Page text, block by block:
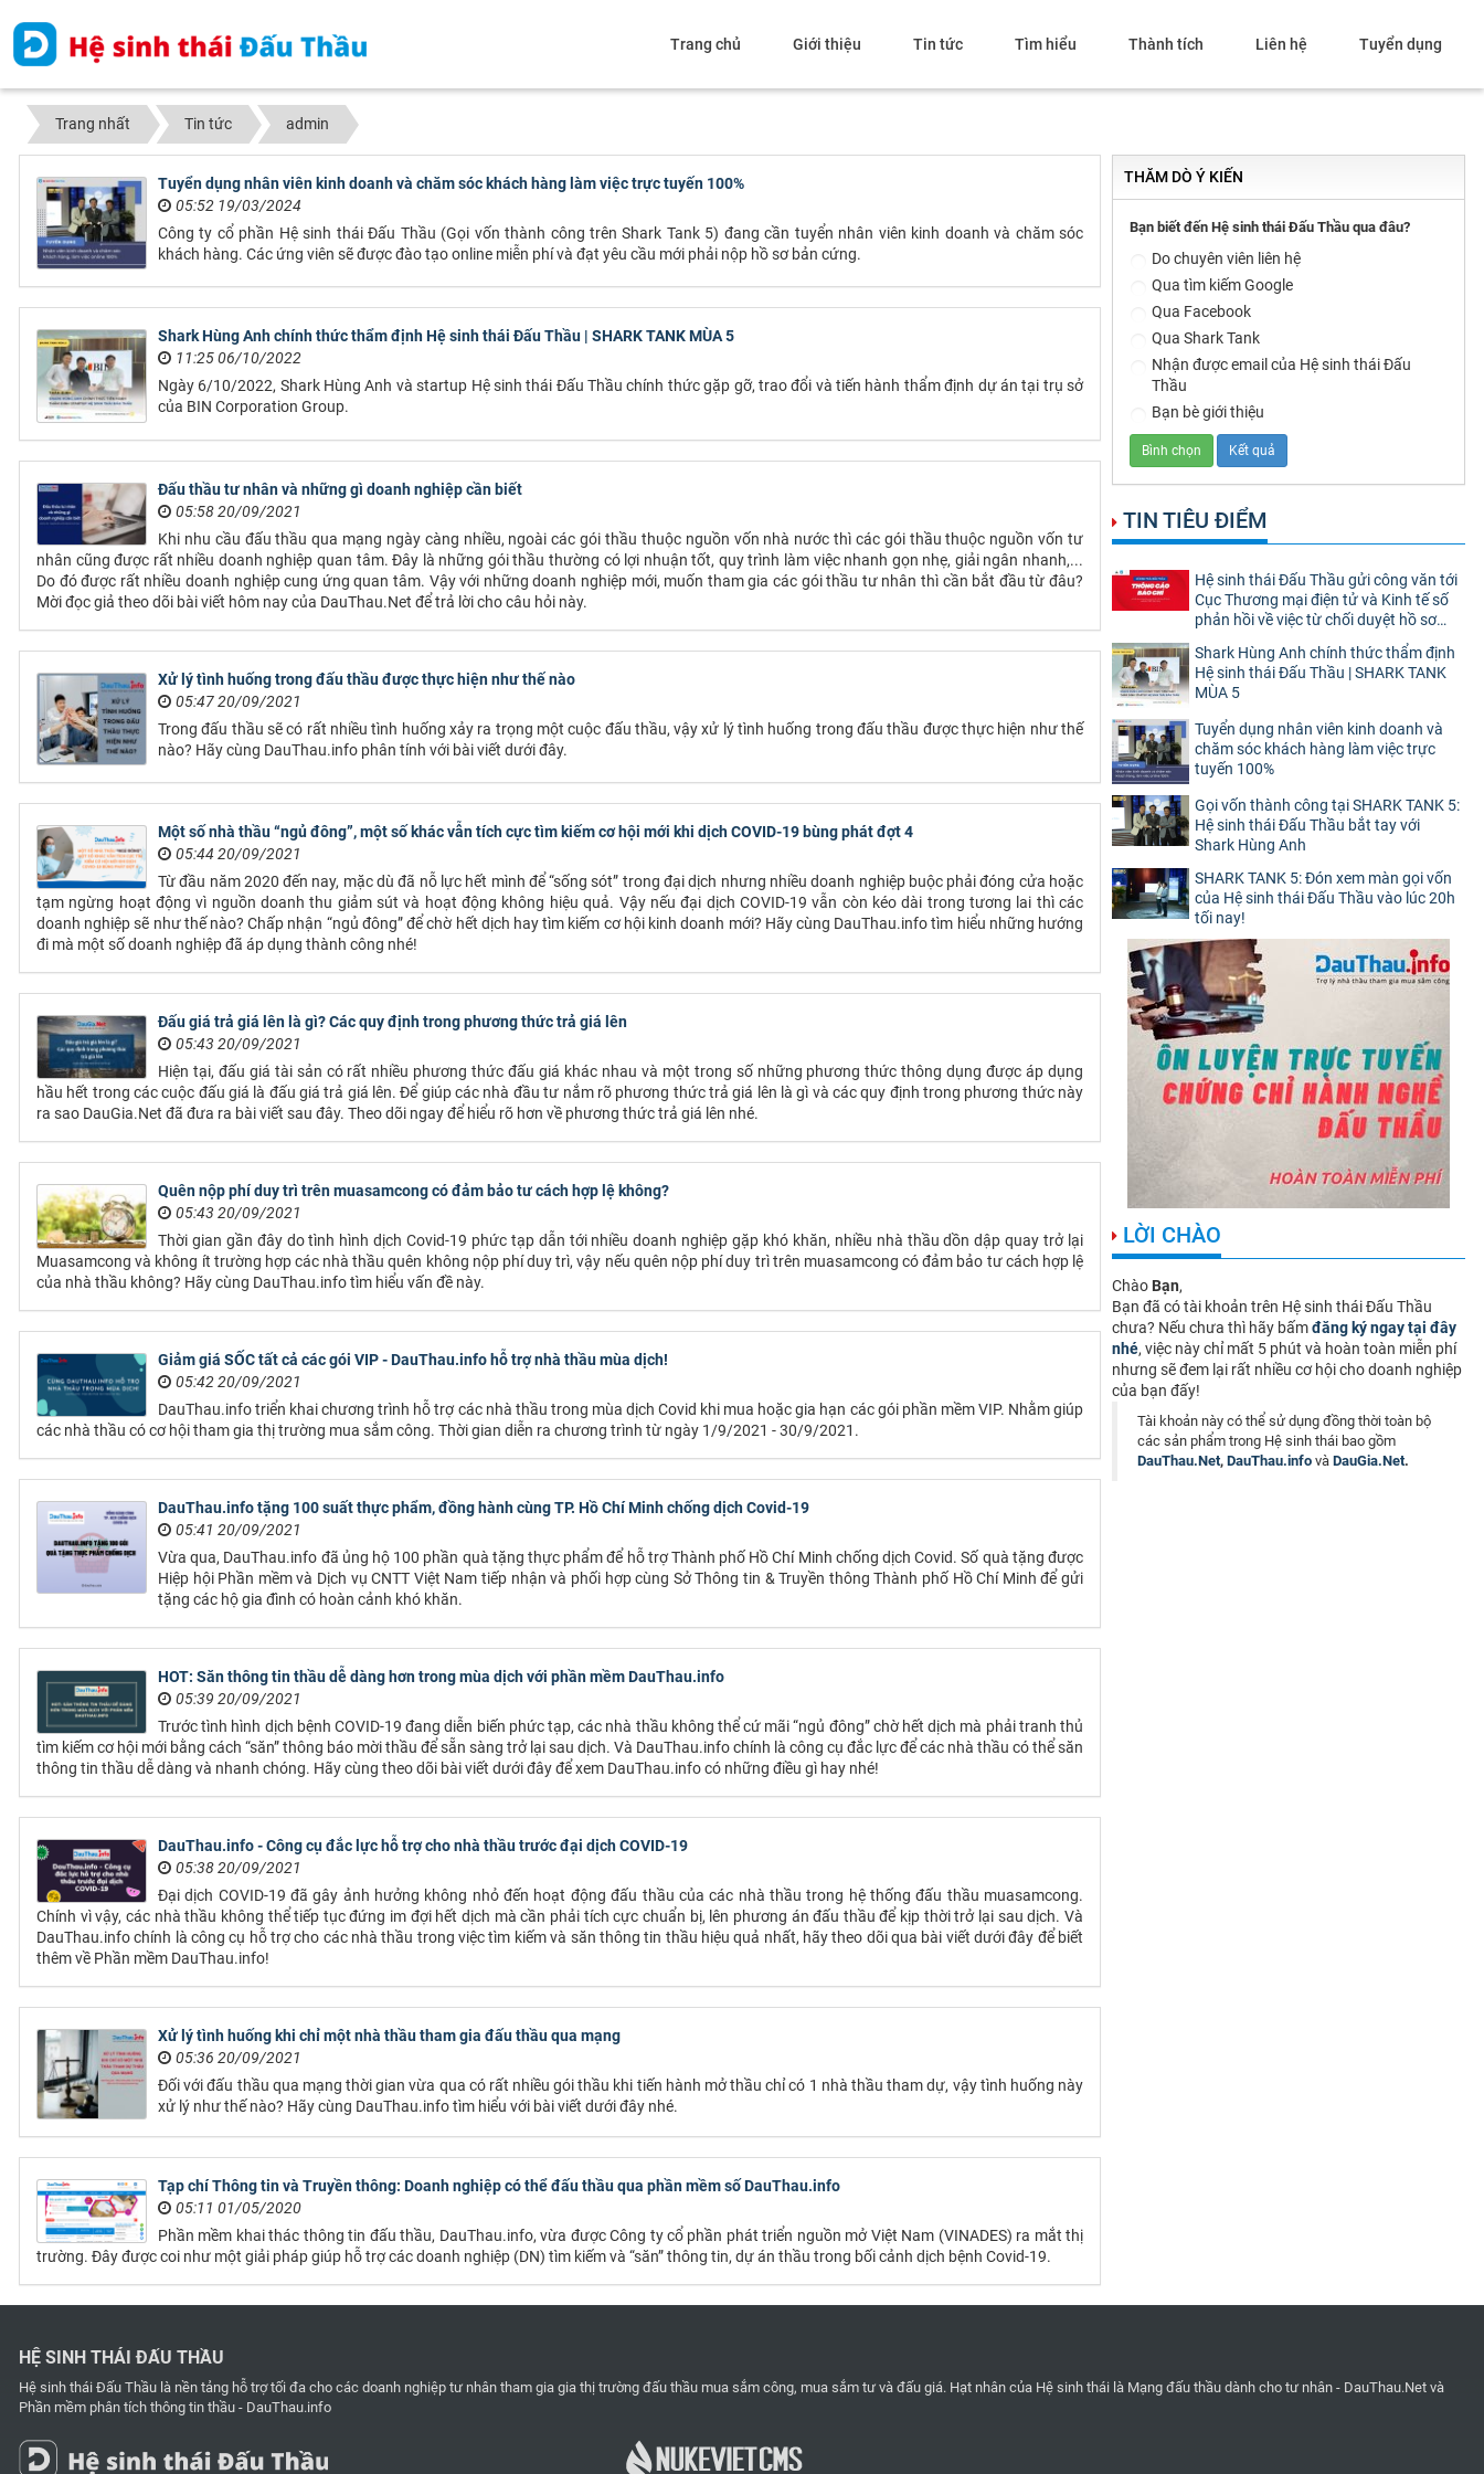
Trang chủ Giới thiệu Tin tức Tìm hiểu Thành tích Liên hệ Tuyển dụng
Trang nhất Tin tức admin
Tuyển dụng nhân viên kinh doanh và chăm sóc khách hàng làm việc trực tuyến 100%
05:52 19/03/2024
Công ty cổ phần Hệ sinh thái Đấu Thầu (Gọi vốn thành công trên Shark Tank 5) đang cần tuyển nhân viên kinh doanh và chăm sóc
khách hàng. Các ứng viên sẽ được đào tạo online miễn phí và đạt yêu cầu mới phải nộp hồ sơ bản cứng.
Shark Hùng Anh chính thức thẩm định Hệ sinh thái Đấu Thầu | SHARK TANK MÙA 5
11:25 06/10/2022
Ngày 6/10/2022, Shark Hùng Anh và startup Hệ sinh thái Đấu Thầu chính thức gặp gỡ, trao đổi và tiến hành thẩm định dự án tại trụ sở
của BIN Corporation Group.
Đấu thầu tư nhân và những gì doanh nghiệp cần biết
05:58 20/09/2021
Khi nhu cầu đấu thầu qua mạng ngày càng nhiều, ngoài các gói thầu thuộc nguồn vốn nhà nước thì các gói thầu thuộc nguồn vốn tư
nhân cũng được rất nhiều doanh nghiệp quan tâm. Đây là những gói thầu thường có lợi nhuận tốt, quy trình làm việc nhanh gọn nhẹ, giải ngân nhanh,...
Do đó được rất nhiều doanh nghiệp cung ứng quan tâm. Vậy với những doanh nghiệp mới, muốn tham gia các gói thầu tư nhân thì cần bắt đầu từ đâu?
Mời đọc giả theo dõi bài viết hôm nay của DauThau.Net để trả lời cho câu hỏi này.
Xử lý tình huống trong đấu thầu được thực hiện như thế nào
05:47 20/09/2021
Trong đấu thầu sẽ có rất nhiều tình huống xảy ra trọng một cuộc đấu thầu, vậy xử lý tình huống trong đấu thầu được thực hiện như thế
nào? Hãy cùng DauThau.info phân tính với bài viết dưới đây.
Một số nhà thầu “ngủ đông”, một số khác vẫn tích cực tìm kiếm cơ hội mới khi dịch COVID-19 bùng phát đợt 4
05:44 20/09/2021
Từ đầu năm 2020 đến nay, mặc dù đã nỗ lực hết mình để “sống sót” trong đại dịch nhưng nhiều doanh nghiệp buộc phải đóng cửa hoặc
tạm ngừng hoạt động vì nguồn doanh thu giảm sút và hoạt động không hiệu quả. Vậy nếu đại dịch COVID-19 vẫn còn kéo dài trong tương lai thì các
doanh nghiệp sẽ như thế nào? Chấp nhận “ngủ đông” để chờ hết dịch hay tìm kiếm cơ hội kinh doanh mới? Hãy cùng DauThau.info tìm hiểu những hướng
đi mà một số doanh nghiệp đã áp dụng thành công nhé!
Đấu giá trả giá lên là gì? Các quy định trong phương thức trả giá lên
05:43 20/09/2021
Hiện tại, đấu giá tài sản có rất nhiều phương thức đấu giá khác nhau và một trong số những phương thức thông dụng được áp dụng
hầu hết trong các cuộc đấu giá là đấu giá trả giá lên. Để giúp các nhà đầu tư nắm rõ phương thức trả giá lên là gì và các quy định trong phương thức này
ra sao DauGia.Net đã đưa ra bài viết sau đây. Theo dõi ngay để hiểu rõ hơn về phương thức trả giá lên nhé.
Quên nộp phí duy trì trên muasamcong có đảm bảo tư cách hợp lệ không?
05:43 20/09/2021
Thời gian gần đây do tình hình dịch Covid-19 phức tạp dẫn tới nhiều doanh nghiệp gặp khó khăn, nhiều nhà thầu dồn dập quay trở lại
Muasamcong và không ít trường hợp các nhà thầu quên không nộp phí duy trì, vậy nếu quên nộp phí duy trì trên muasamcong có đảm bảo tư cách hợp lệ
của nhà thầu không? Hãy cùng DauThau.info tìm hiểu vấn đề này.
Giảm giá SỐC tất cả các gói VIP - DauThau.info hỗ trợ nhà thầu mùa dịch!
05:42 20/09/2021
DauThau.info triển khai chương trình hỗ trợ các nhà thầu trong mùa dịch Covid khi mua hoặc gia hạn các gói phần mềm VIP. Nhằm giúp
các nhà thầu có cơ hội tham gia thị trường mua sắm công. Thời gian diễn ra chương trình từ ngày 1/9/2021 - 30/9/2021.
DauThau.info tặng 100 suất thực phẩm, đồng hành cùng TP. Hồ Chí Minh chống dịch Covid-19
05:41 20/09/2021
Vừa qua, DauThau.info đã ủng hộ 100 phần quà tặng thực phẩm để hỗ trợ Thành phố Hồ Chí Minh chống dịch Covid. Số quà tặng được
Hiệp hội Phần mềm và Dịch vụ CNTT Việt Nam tiếp nhận và phối hợp cùng Sở Thông tin & Truyền thông Thành phố Hồ Chí Minh để gửi
tặng các hộ gia đình có hoàn cảnh khó khăn.
HOT: Săn thông tin thầu dễ dàng hơn trong mùa dịch với phần mềm DauThau.info
05:39 20/09/2021
Trước tình hình dịch bệnh COVID-19 đang diễn biến phức tạp, các nhà thầu không thể cứ mãi “ngủ đông” chờ hết dịch mà phải tranh thủ
tìm kiếm cơ hội mới bằng cách “săn” thông báo mời thầu để sẵn sàng trở lại sau dịch. Và DauThau.info chính là công cụ đắc lực để các nhà thầu có thể săn
thông tin thầu dễ dàng và nhanh chóng. Hãy cùng theo dõi bài viết dưới đây để xem DauThau.info có những điều gì hay nhé!
DauThau.info - Công cụ đắc lực hỗ trợ cho nhà thầu trước đại dịch COVID-19
05:38 20/09/2021
Đại dịch COVID-19 đã gây ảnh hưởng không nhỏ đến hoạt động đấu thầu của các nhà thầu trong hệ thống đấu thầu muasamcong.
Chính vì vậy, các nhà thầu không thể tiếp tục đứng im đợi hết dịch mà cần phải tích cực chuẩn bị, lên phương án đấu thầu để kịp thời trở lại sau dịch. Và
DauThau.info chính là công cụ hỗ trợ cho các nhà thầu trong việc tìm kiếm và săn thông tin thầu hiệu quả nhất, hãy theo dõi qua bài viết dưới đây để biết
thêm về Phần mềm DauThau.info!
Xử lý tình huống khi chỉ một nhà thầu tham gia đấu thầu qua mạng
05:36 20/09/2021
Đối với đấu thầu qua mạng thời gian vừa qua có rất nhiều gói thầu khi tiến hành mở thầu chỉ có 1 nhà thầu tham dự, vậy tình huống này
xử lý như thế nào? Hãy cùng DauThau.info tìm hiểu với bài viết dưới đây nhé.
Tạp chí Thông tin và Truyền thông: Doanh nghiệp có thể đấu thầu qua phần mềm số DauThau.info
05:11 01/05/2020
Phần mềm khai thác thông tin đấu thầu, DauThau.info, vừa được Công ty cổ phần phát triển nguồn mở Việt Nam (VINADES) ra mắt thị
trường. Đây được coi như một giải pháp giúp hỗ trợ các doanh nghiệp (DN) tìm kiếm và “săn” thông tin, dự án thầu trong bối cảnh dịch bệnh Covid-19.
THĂM DÒ Ý KIẾN
Bạn biết đến Hệ sinh thái Đấu Thầu qua đâu?
Do chuyên viên liên hệ
Qua tìm kiếm Google
Qua Facebook
Qua Shark Tank
Nhận được email của Hệ sinh thái Đấu
Thầu
Bạn bè giới thiệu
TIN TIÊU ĐIỂM
Hệ sinh thái Đấu Thầu gửi công văn tới
Cục Thương mại điện tử và Kinh tế số
phản hồi về việc từ chối duyệt hồ sơ
website thương mại điện tử bán hàng
Shark Hùng Anh chính thức thẩm định
Hệ sinh thái Đấu Thầu | SHARK TANK
MÙA 5
Tuyển dụng nhân viên kinh doanh và
chăm sóc khách hàng làm việc trực
tuyến 100%
Gọi vốn thành công tại SHARK TANK 5:
Hệ sinh thái Đấu Thầu bắt tay với
Shark Hùng Anh
SHARK TANK 5: Đón xem màn gọi vốn
của Hệ sinh thái Đấu Thầu vào lúc 20h
tối nay!
LỜI CHÀO
Chào Bạn,
Bạn đã có tài khoản trên Hệ sinh thái Đấu Thầu
chưa? Nếu chưa thì hãy bấmđăng ký ngay tại đây
nhé, việc này chỉ mất 5 phút và hoàn toàn miễn phí
nhưng sẽ đem lại rất nhiều cơ hội cho doanh nghiệp
của bạn đấy!
Tài khoản này có thể sử dụng đồng thời toàn bộ
các sản phẩm trong Hệ sinh thái bao gồm
DauThau.Net, DauThau.info và DauGia.Net.
HỆ SINH THÁI ĐẤU THẦU
Hệ sinh thái Đấu Thầu là nền tảng hỗ trợ tối đa cho các doanh nghiệp tư nhân tham gia gia thị trường đấu thầu mua sắm công, mua sắm tư và đấu giá. Hạt nhân của Hệ sinh thái là Mạng đấu thầu dành cho tư nhân - DauThau.Net và
Phần mềm phân tích thông tin thầu - DauThau.info